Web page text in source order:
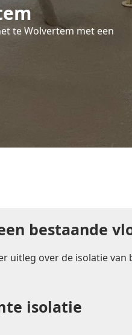
te Wolvertem met een
bestaande
uitleg over de isolatie van
isolatie